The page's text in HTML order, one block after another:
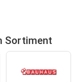
Sortiment